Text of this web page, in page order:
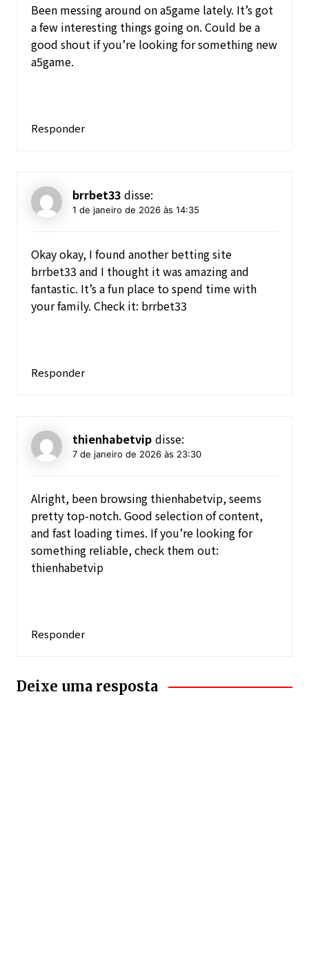
Been messing around on a5game lately. It’s got
a few interesting things going on. Could be a
good shout if you’re looking for something new
a5game.
Responder
brrbet33 disse:
1 de janeiro de 2026 às 14:35
Okay okay, I found another betting site
brrbet33 and I thought it was amazing and
fantastic. It’s a fun place to spend time with
your family. Check it: brrbet33
Responder
thienhabetvip disse:
7 de janeiro de 2026 às 23:30
Alright, been browsing thienhabetvip, seems
pretty top-notch. Good selection of content,
and fast loading times. If you’re looking for
something reliable, check them out:
thienhabetvip
Responder
Deixe uma resposta